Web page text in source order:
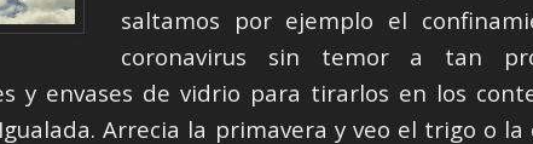
saltamos por ejemplo el
coronavirus sin temor a tan
y envases de vidrio para tirarlos en los
Arrecia la primavera y veo el trigo o la